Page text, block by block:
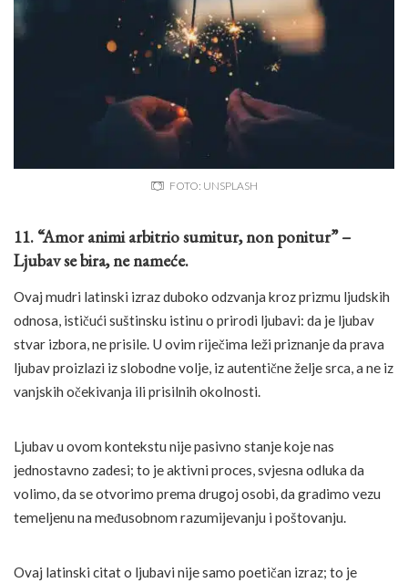
FOTO: UNSPLASH
11. “Amor animi arbitrio sumitur, non ponitur” –
Ljubav se bira, ne nameće.
Ovaj mudri latinski izraz duboko odzvanja kroz prizmu ljudskih
odnosa, ističući suštinsku istinu o prirodi ljubavi: da je ljubav
stvar izbora, ne prisile. U ovim riječima leži priznanje da prava
ljubav proizlazi iz slobodne volje, iz autentične želje srca, a ne iz
vanjskih očekivanja ili prisilnih okolnosti.
Ljubav u ovom kontekstu nije pasivno stanje koje nas
jednostavno zadesi; to je aktivni proces, svjesna odluka da
volimo, da se otvorimo prema drugoj osobi, da gradimo vezu
temeljenu na međusobnom razumijevanju i poštovanju.
Ovaj latinski citat o ljubavi nije samo poetičan izraz; to je